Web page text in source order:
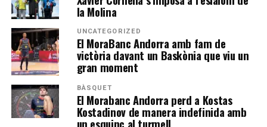
la Molina
UNCATEGORIZED
El MoraBanc Andorra amb fam de
victòria davant un Baskònia que viu un
gran moment
BÀSQUET
El Morabanc Andorra perd a Kostas
Kostadinov de manera indefinida amb